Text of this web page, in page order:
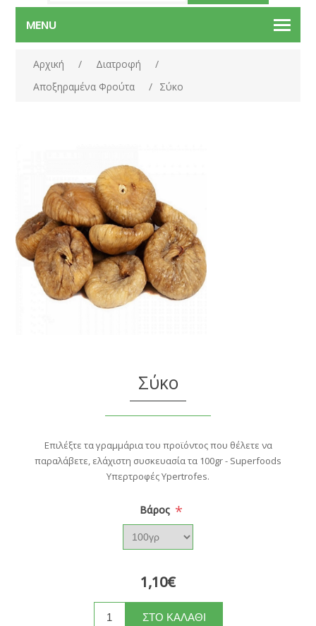
MENU
Αρχική / Διατροφή
/
Αποξηραμένα Φρούτα
/ Σύκο
Σύκο
Επιλέξτε τα γραμμάρια του προϊόντος που θέλετε να
παραλάβετε, ελάχιστη συσκευασία τα 100gr - Superfoods
Υπερτροφές Ypertrofes.
Βάρος *
1,10€